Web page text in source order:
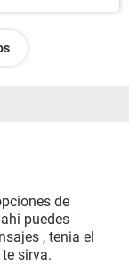
de
puedes
, tenia el
sirva.